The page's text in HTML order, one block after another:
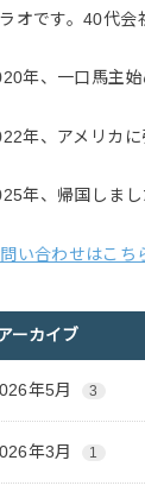
オです。40代会
年、一口馬主始
年、アメリカに
年、帰国しまし
い合わせはこち
ーカイブ
年5月 3
年3月 1